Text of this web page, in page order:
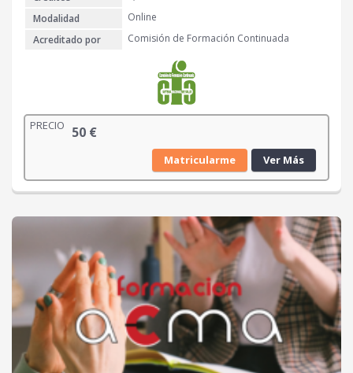
Modalidad
Online
Acreditado por
Comisión de Formación Continuada
PRECIO 50 €
Matricularme Ver Más